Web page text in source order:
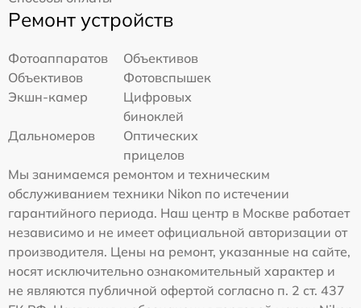
Ремонт устройств
Фотоаппаратов
Объективов
Объективов
Фотовспышек
Экшн-камер
Цифровых
биноклей
Дальномеров
Оптических
прицелов
Мы занимаемся ремонтом и техническим
обслуживанием техники Nikon по истечении
гарантийного периода. Наш центр в Москве работает
независимо и не имеет официальной авторизации от
производителя. Цены на ремонт, указанные на сайте,
носят исключительно ознакомительный характер и
не являются публичной офертой согласно п. 2 ст. 437